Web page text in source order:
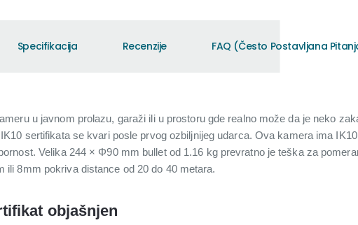
Specifikacija Recenzije FAQ (Često Postavljana
u javnom prolazu, garaži ili u prostoru gde realno može da je neko
sertifikata se kvari posle prvog ozbiljnijeg udarca. Ova kamera ima
Velika 244 × Φ90 mm bullet od 1.16 kg prevratno je teška za
ili 8mm pokriva distance od 20 do 40 metara.
objašnjen